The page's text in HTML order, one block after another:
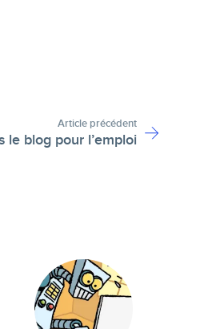
Article précédent
le blog pour l’emploi